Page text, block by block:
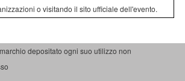
o visitando il sito ufficiale dell'evento.
depositato ogni suo utilizzo non